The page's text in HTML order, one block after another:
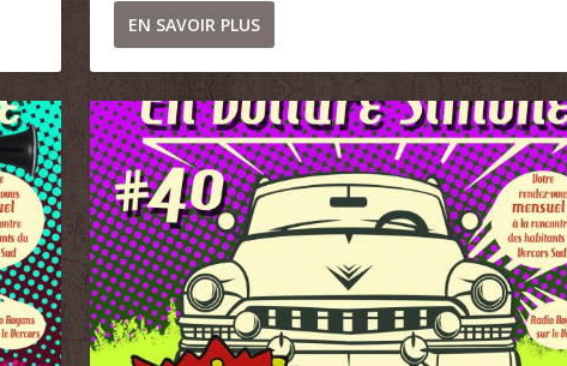
EN SAVOIR PLUS